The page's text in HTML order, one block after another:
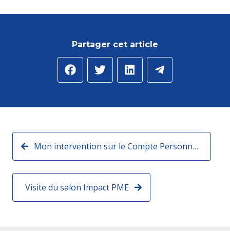
Partager cet article
Mon intervention sur le Compte Personnel de Formation en commission des Affaires sociales
Visite du salon Impact PME